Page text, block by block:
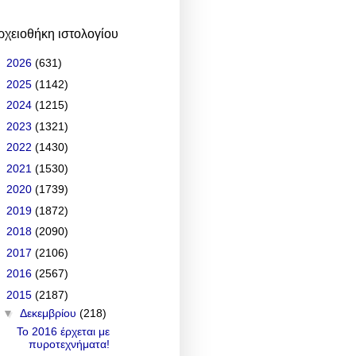
ιστολογίου
2026 (631)
2025 (1142)
2024 (1215)
2023 (1321)
2022 (1430)
2021 (1530)
2020 (1739)
2019 (1872)
2018 (2090)
2017 (2106)
2016 (2567)
2015 (2187)
▼ Δεκεμβρίου (218)
Το 2016 έρχεται με
πυροτεχνήματα!